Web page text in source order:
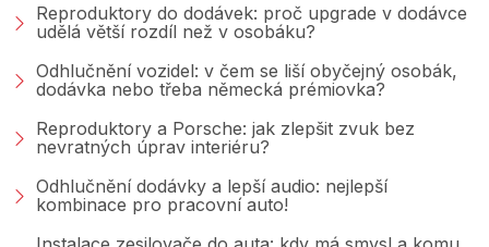
Reproduktory do dodávek: proč upgrade v dodávce
udělá větší rozdíl než v osobáku?
Odhlučnění vozidel: v čem se liší obyčejný osobák,
dodávka nebo třeba německá prémiovka?
Reproduktory a Porsche: jak zlepšit zvuk bez
nevratných úprav interiéru?
Odhlučnění dodávky a lepší audio: nejlepší
kombinace pro pracovní auto!